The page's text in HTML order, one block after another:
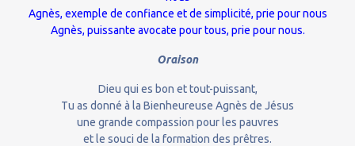
Agnès, exemple de confiance et de simplicité, prie pour nous
Agnès, puissante avocate pour tous, prie pour nous.
Oraison
Dieu qui es bon et tout-puissant,
Tu as donné à la Bienheureuse Agnès de Jésus
une grande compassion pour les pauvres
et le souci de la formation des prêtres.